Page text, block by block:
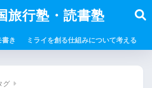
旅行塾・読書塾
き ミライを創る仕組みについて考える
グ